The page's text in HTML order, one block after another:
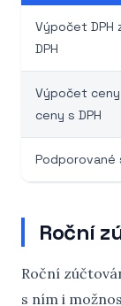
Výpočet DPH
DPH
Výpočet ceny
ceny s DPH
Podporované
Roční
Roční
s ním i